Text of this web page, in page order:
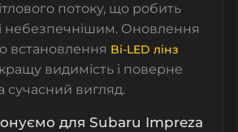
потоку, що робить
небезпечнішим. Оновлення
встановлення Bi-LED лінз
видимість і поверне
сучасний вигляд.
для Subaru Impreza